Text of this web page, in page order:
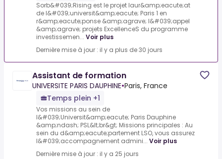
Sorb&#039;Rising est le projet laur&amp;eacute;at
de l&#039;universit&amp;eacute; Paris 1 en
r&amp;eacute;ponse &amp;agrave; l&#039;appel
&amp;agrave; projets ExcellenceS du programme
investissemen... Voir plus
Dernière mise à jour : il y a plus de 30 jours
Assistant de formation
UNIVERSITE PARIS DAUPHINE•Paris, France
Temps plein +1
Vos missions au sein de
l&#039;Universit&amp;eacute; Paris Dauphine
&amp;ndash; PSL&lt;br&gt; Missions principales : Au
sein du d&amp;eacute;partement LSO, vous assurez
l&#039;accompagnement admini... Voir plus
Dernière mise à jour : il y a 25 jours